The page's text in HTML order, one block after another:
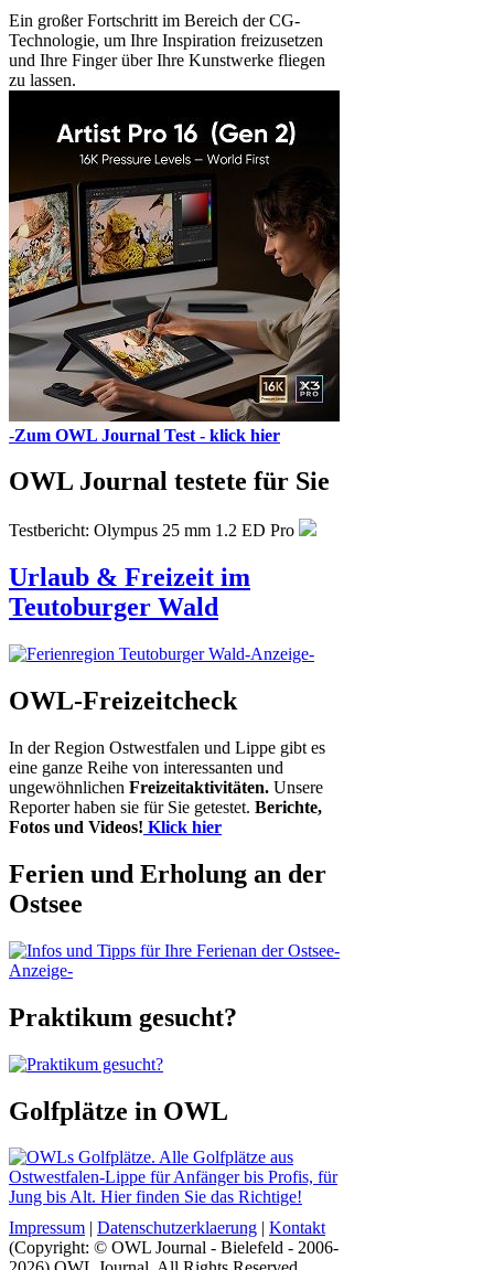
Ein großer Fortschritt im Bereich der CG-
Technologie, um Ihre Inspiration freizusetzen
und Ihre Finger über Ihre Kunstwerke fliegen
zu lassen.
-Zum OWL Journal Test - klick hier
OWL Journal testete für Sie
Testbericht: Olympus 25 mm 1.2 ED Pro
Urlaub & Freizeit im
Teutoburger Wald
-Anzeige-
OWL-Freizeitcheck
In der Region Ostwestfalen und Lippe gibt es
eine ganze Reihe von interessanten und
ungewöhnlichen Freizeitaktivitäten. Unsere
Reporter haben sie für Sie getestet. Berichte,
Fotos und Videos! Klick hier
Ferien und Erholung an der
Ostsee
-
Anzeige-
Praktikum gesucht?
Golfplätze in OWL
Impressum | Datenschutzerklaerung | Kontakt
(Copyright: © OWL Journal - Bielefeld - 2006-